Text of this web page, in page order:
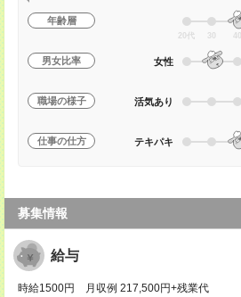
年齢層
20代 30 40
男女比率 女性
職場の様子 活気あり
仕事の仕方 テキパキ
募集情報
給与
時給1500円 月収例 217,500円+残業代